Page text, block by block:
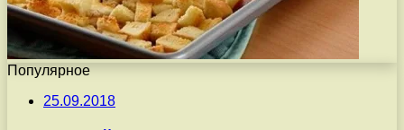
Популярное
25.09.2018